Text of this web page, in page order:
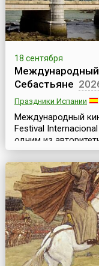
18 сентября
Международный
Себастьяне
Праздники Испании
Международный
Festival
одним из
мира и одним из
Испании. Он
испаноязычном
значимости в
на протяжении